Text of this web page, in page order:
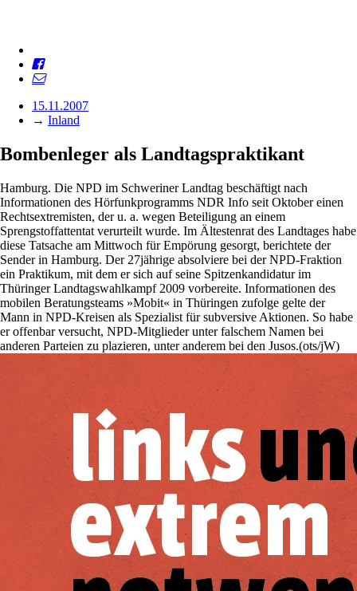
15.11.2007
→ Inland
Bombenleger als Landtagspraktikant
Hamburg. Die NPD im Schweriner Landtag beschäftigt nach
Informationen des Hörfunkprogramms NDR Info seit Oktober einen
Rechtsextremisten, der u. a. wegen Beteiligung an einem
Sprengstoffattentat verurteilt wurde. Im Ältestenrat des Landtages habe
diese Tatsache am Mittwoch für Empörung gesorgt, berichtete der
Sender in Hamburg. Der 27jährige absolviere bei der NPD-Fraktion
ein Praktikum, mit dem er sich auf seine Spitzenkandidatur im
Thüringer Landtagswahlkampf 2009 vorbereite. Informationen des
mobilen Beratungsteams »Mobit« in Thüringen zufolge gelte der
Mann in NPD-Kreisen als Spezialist für subversive Aktionen. So habe
er offenbar versucht, NPD-Mitglieder unter falschem Namen bei
anderen Parteien zu plazieren, unter anderem bei den Jusos.(ots/jW)